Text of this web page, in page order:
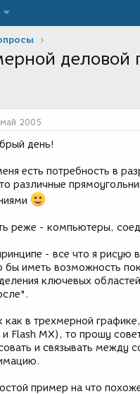
деловой
2005
день!
есть потребность в
различные
реже - компьютеры,
- все что я рисую
бы иметь возможность
ключевых
как в трехмерной
и Flash MX), то прошу
и связывать между
пример на что